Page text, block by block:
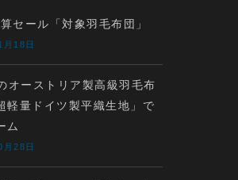
セール「対象羽毛布団」
18日
オーストリア製高級羽毛布
軽量ドイツ製平織生地」で
ム
28日